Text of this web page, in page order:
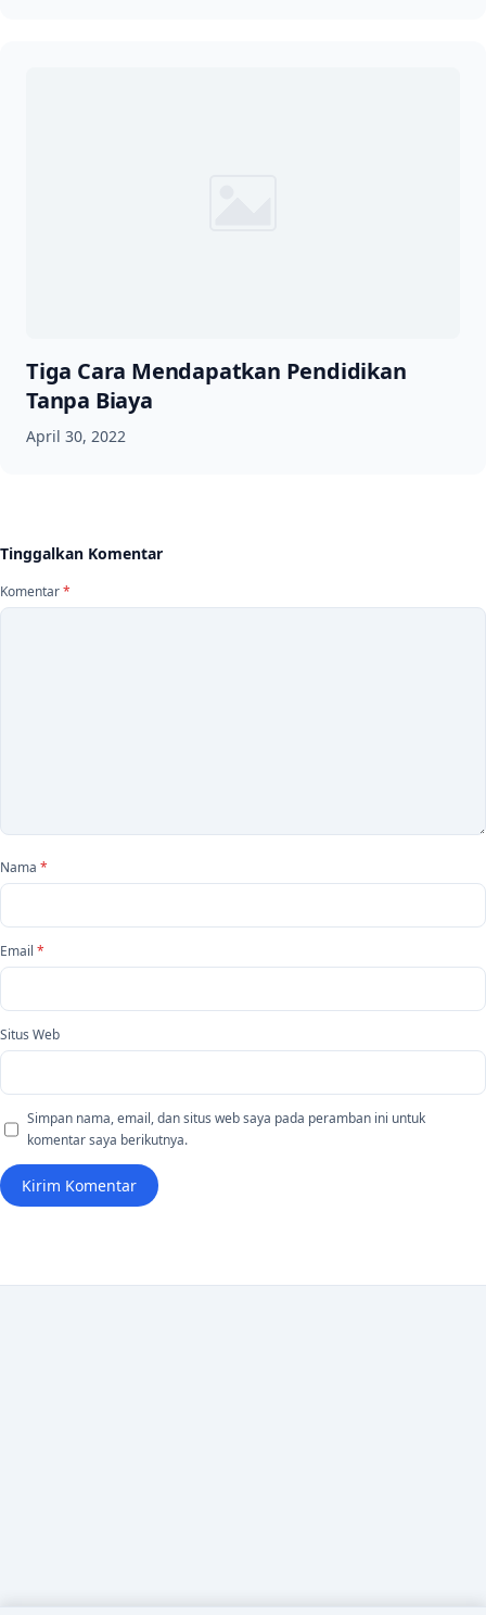
Tiga Cara Mendapatkan Pendidikan
Tanpa Biaya
April 30, 2022
Tinggalkan Komentar
Komentar*
Nama *
Email *
Situs Web
Simpan nama, email, dan situs web saya pada peramban ini untuk
komentar saya berikutnya.